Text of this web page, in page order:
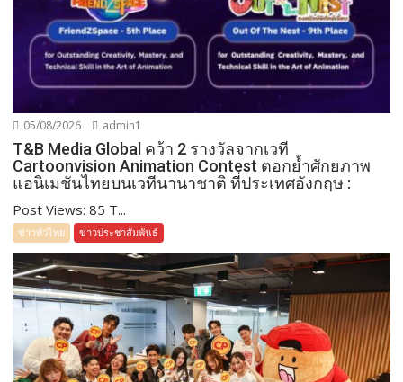
05/08/2026 admin1
T&B Media Global คว้า 2 รางวัลจากเวที
Cartoonvision Animation Contest ตอกย้ำศักยภาพ
แอนิเมชันไทยบนเวทีนานาชาติ ที่ประเทศอังกฤษ :
Post Views: 85 T...
ข่าวทั่วไทย ข่าวประชาสัมพันธ์